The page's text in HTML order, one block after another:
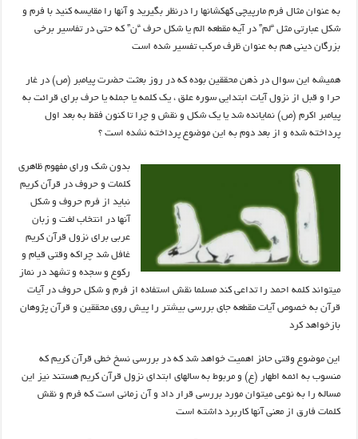
به عنوان مثال فرم مارپیچی کهکشانها را درنظر بگیرید و آنها را مقایسه کنید با فرم و
شکل عبارتی مثل “لم” در آیه مقطعه الم یا شکل حرف “ن” که حتی در تفاسیر برخی
بزرگان دینی هم به عنوان ظرف مرکب تفسیر شده است
همیشه این سوال در ذهن محققین بوده که در روز بعثت حضرت پیامبر (ص) در غار
حرا و قبل از نزول آیات ابتدایی سوره علق ، یک کلمه یا جمله یا حرف برای قرائت به
پیامبر اکرم (ص) نمایانده شد یا یک شکل و نقش و چرا تا کنون فقط به بعد اول
پرداخته شده و از بعد دوم به این موضوع پرداخته نشده است ؟
بدون شک ورای مفهوم ظاهری
کلمات و حروف در قرآن کریم
نباید از فرم حروف و شکل
آنها در انتخاب لغت و زبان
عربی برای نزول قرآن کریم
غافل شد چراکه وقتی قیام و
رکوع و سجده و تشهد در نماز
میتواند کلمه احمد را تداعی کند مسلما نقش استفاده از فرم و شکل حروف در آیات
قرآن به خصوص آیات مقطعه جای بررسی بیشتر را پیش روی محققین و قرآن پژوهان
بازخواهد کرد
این موضوع وقتی حائز اهمیت خواهد شد که در بررسی نسخ خطی قرآن کریم که
منسوب به ائمه اطهار (ع) و مربوط به سالهای ابتدای نزول قرآن کریم هستند نیز این
مساله را به نوعی میتوان مورد بررسی قرار داد و آن زمانی است که فرم و نقش
کلمات فارق از معنی آنها کاربرد داشته است